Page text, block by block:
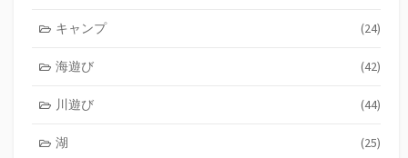
キャンプ (24)
海遊び (42)
川遊び (44)
湖 (25)